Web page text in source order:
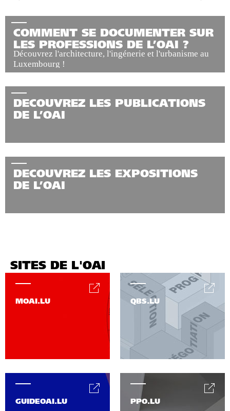
COMMENT SE DOCUMENTER SUR
LES PROFESSIONS DE L’OAI ?
Découvrez l'architecture, l'ingénerie et l'urbanisme au
Luxembourg !
DECOUVREZ LES PUBLICATIONS
DE L’OAI
DECOUVREZ LES EXPOSITIONS
DE L’OAI
SITES DE L'OAI
MOAI.LU QBS.LU
PPO.LU
GUIDEOAI.LU